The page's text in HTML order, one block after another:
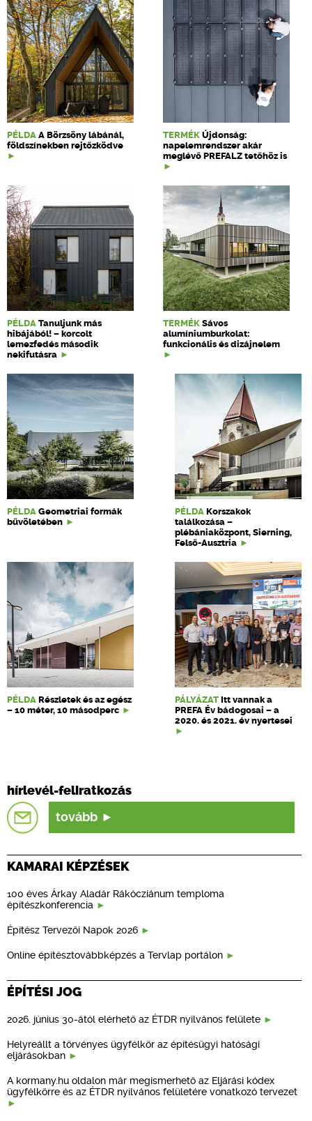
PÉLDA A Börzsöny lábánál,
földszínekben rejtőzködve
TERMÉK Újdonság:
napelemrendszer akár
meglévő PREFALZ tetőhöz is
PÉLDA Tanuljunk más
hibájából! – korcolt
lemezfedés második
nekifutásra
TERMÉK Sávos
alumíniumburkolat:
funkcionális és dizájnelem
PÉLDA Geometriai formák
bűvöletében
PÉLDA Korszakok
találkozása –
plébániaközpont, Sierning,
Felső-Ausztria
PÉLDA Részletek és az egész
– 10 méter, 10 másodperc
PÁLYÁZAT Itt vannak a
PREFA Év bádogosai – a
2020. és 2021. év nyertesei
hírlevél-feliratkozás
tovább
KAMARAI KÉPZÉSEK
100 éves Árkay Aladár Rákócziánum temploma
építészkonferencia
Építész Tervezői Napok 2026
Online építésztovábbképzés a Tervlap portálon
ÉPÍTÉSI JOG
2026. június 30-ától elérhető az ÉTDR nyilvános felülete
Helyreállt a törvényes ügyfélkör az építésügyi hatósági
eljárásokban
A kormany.hu oldalon már megismerhető az Eljárási kódex
ügyfélkörre és az ÉTDR nyilvános felületére vonatkozó tervezet